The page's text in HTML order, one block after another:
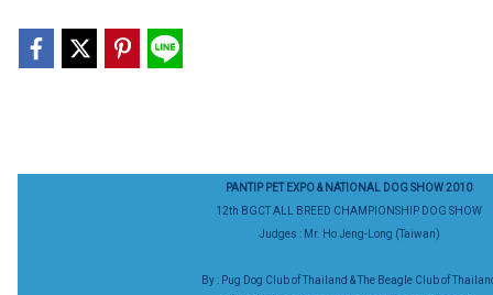
PANTIP PET EXPO & NATIONAL DOG SHOW 2010
12th BGCT ALL BREED CHAMPIONSHIP DOG SHOW
Judges : Mr. Ho Jeng-Long (Taiwan)
By : Pug Dog Club of Thailand & The Beagle Club of